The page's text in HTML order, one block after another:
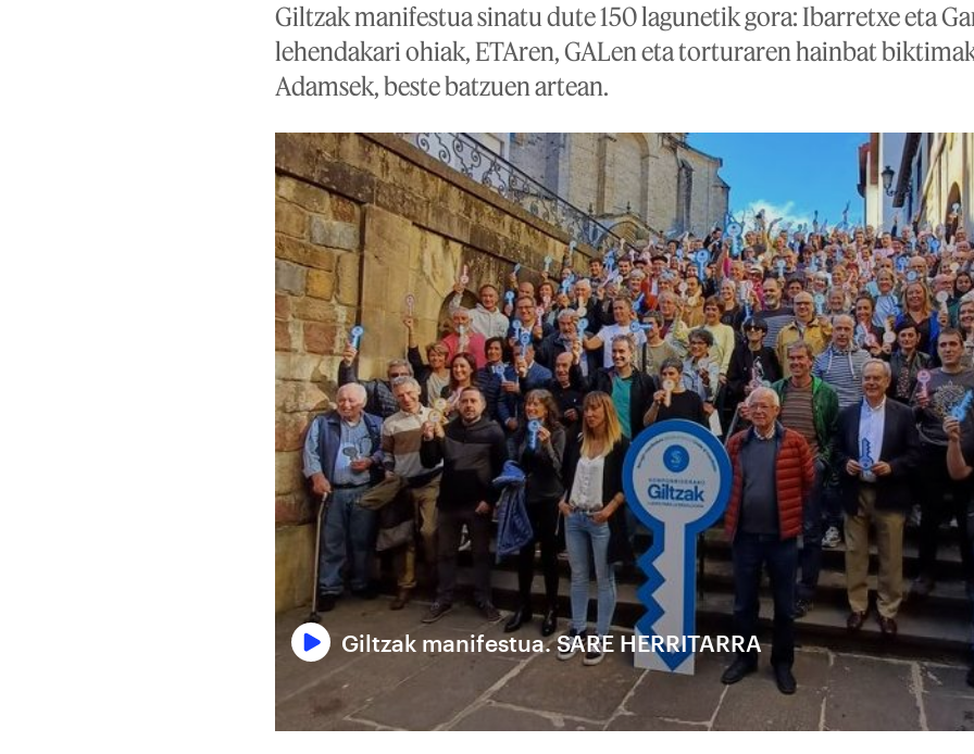
Giltzak manifestua sinatu dute 150 lagunetik gora: Ibarretxe eta
lehendakari ohiak, ETAren, GALen eta torturaren hainbat
Adamsek, beste batzuen artean.
Giltzak manifestua. SARE HERRITARRA